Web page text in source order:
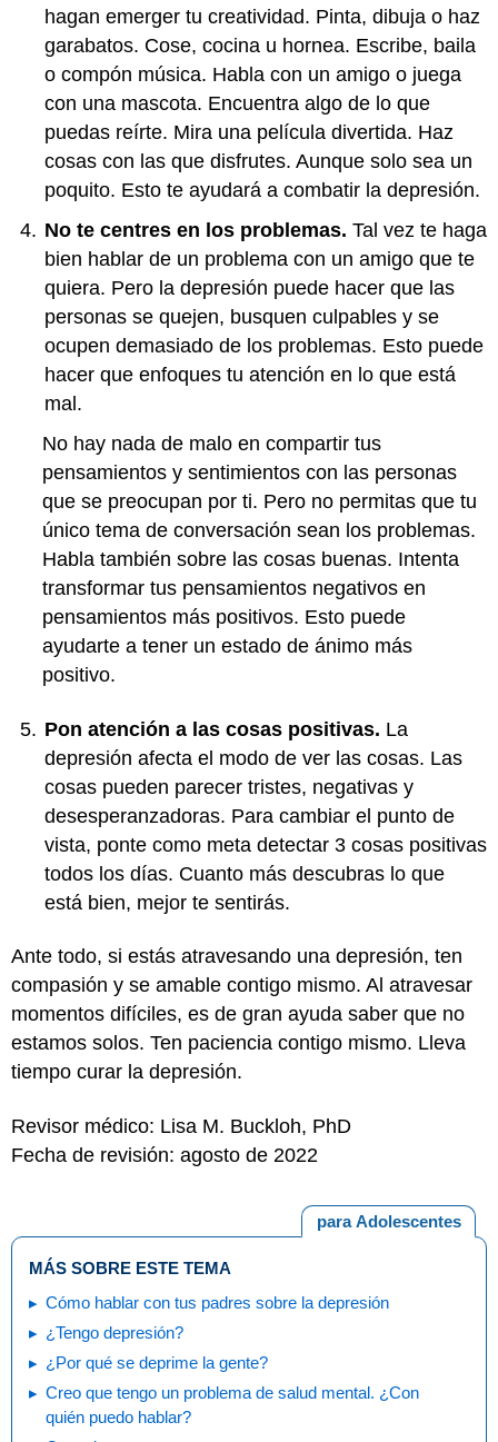
hagan emerger tu creatividad. Pinta, dibuja o haz
garabatos. Cose, cocina u hornea. Escribe, baila
o compón música. Habla con un amigo o juega
con una mascota. Encuentra algo de lo que
puedas reírte. Mira una película divertida. Haz
cosas con las que disfrutes. Aunque solo sea un
poquito. Esto te ayudará a combatir la depresión.
No te centres en los problemas. Tal vez te haga
bien hablar de un problema con un amigo que te
quiera. Pero la depresión puede hacer que las
personas se quejen, busquen culpables y se
ocupen demasiado de los problemas. Esto puede
hacer que enfoques tu atención en lo que está
mal.
No hay nada de malo en compartir tus
pensamientos y sentimientos con las personas
que se preocupan por ti. Pero no permitas que tu
único tema de conversación sean los problemas.
Habla también sobre las cosas buenas. Intenta
transformar tus pensamientos negativos en
pensamientos más positivos. Esto puede
ayudarte a tener un estado de ánimo más
positivo.
Pon atención a las cosas positivas. La
depresión afecta el modo de ver las cosas. Las
cosas pueden parecer tristes, negativas y
desesperanzadoras. Para cambiar el punto de
vista, ponte como meta detectar 3 cosas positivas
todos los días. Cuanto más descubras lo que
está bien, mejor te sentirás.
Ante todo, si estás atravesando una depresión, ten
compasión y se amable contigo mismo. Al atravesar
momentos difíciles, es de gran ayuda saber que no
estamos solos. Ten paciencia contigo mismo. Lleva
tiempo curar la depresión.
Revisor médico: Lisa M. Buckloh, PhD
Fecha de revisión: agosto de 2022
para Adolescentes
MÁS SOBRE ESTE TEMA
Cómo hablar con tus padres sobre la depresión
¿Tengo depresión?
¿Por qué se deprime la gente?
Creo que tengo un problema de salud mental. ¿Con
quién puedo hablar?